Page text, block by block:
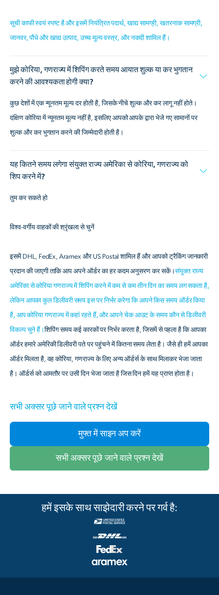
सूची काफी स्वयं स्पष्ट है और इसमें नियंत्रित पदार्थ, खाद्य सामग्री, खतरनाक सामग्री,
जानवर, पौधे और खाद्य उत्पाद, उच्च मूल्य वस्त्र, और नकदी शामिल हैं।
मुझे कोरिया, गणराज्य में शिपिंग करते समय आयात शुल्क या कर भुगतान
करने की आवश्यकता होगी क्या?
कुछ देशों में एक न्यूनतम मूल्य दर होती है, जिसके नीचे शुल्क और कर लागू नहीं होते।
दक्षिण कोरिया में न्यूनतम मूल्य नहीं है, इसलिए आपको आपके द्वारा भेजे गए सामानों पर
शुल्क और कर भुगतान करने की जिम्मेदारी होती है।
यह कितने समय लगेगा संयुक्त राज्य अमेरिका से कोरिया, गणराज्य को
शिप करने में?
तुम कर सकते हो
विश्व-वर्गीय वाहकों की श्रृंखला से चुनें
इसमें DHL, FedEx, Aramex और US Postal शामिल हैं और आपको ट्रैकिंग जानकारी
प्रदान की जाएगी ताकि आप अपने ऑर्डर का हर कदम अनुसरण कर सकें।संयुक्त राज्य
अमेरिका से कोरिया गणराज्य में शिपिंग करने में कम से कम तीन दिन का समय लग सकता है,
लेकिन आपका कुल डिलीवरी समय इस पर निर्भर करेगा कि आपने किस समय ऑर्डर किया
है, आप कोरिया गणराज्य में कहां रहते हैं, और आपने चेक आउट के समय कौन से डिलीवरी
विकल्प चुने हैं।शिपिंग समय कई कारकों पर निर्भर करता है, जिसमें से पहला है कि आपका
ऑर्डर हमारे अमेरिकी डिलीवरी पते पर पहुंचने में कितना समय लेता है। जैसे ही हमें आपका
ऑर्डर मिलता है, वह कोरिया, गणराज्य के लिए अन्य ऑर्डर्स के साथ मिलाकर भेजा जाता
है। ऑर्डर्स को आमतौर पर उसी दिन भेजा जाता है जिस दिन हमें यह प्राप्त होता है।
सभी अक्सर पूछे जाने वाले प्रश्न देखें
मुफ्त में साइन अप करें
सभी अक्सर पूछे जाने वाले प्रश्न देखें
हमें इसके साथ साझेदारी करने पर गर्व है: